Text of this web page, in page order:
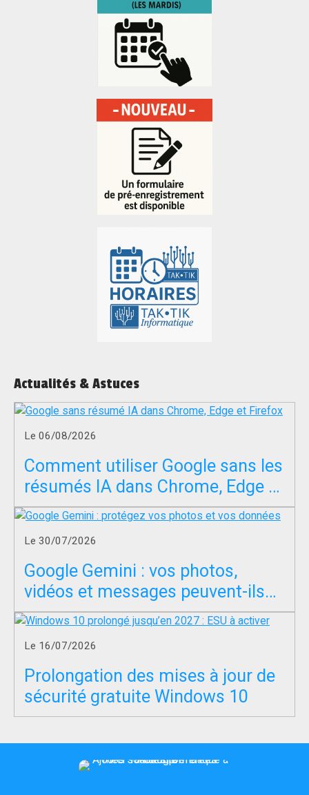
Actualités & Astuces
Le 06/08/2026
Comment utiliser Google sans les
résumés IA dans Chrome, Edge et
Firefox ?
Le 30/07/2026
Google Gemini : vos photos,
vidéos et messages peuvent-ils
servir à entraîner l’IA ?
Le 16/07/2026
Prolongation des mises à jour de
sécurité gratuite Windows 10